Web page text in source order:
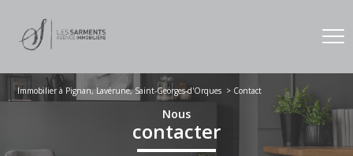
Immobilier à Pignan, Lavérune, Saint-Georges-d'Orques Contact
Nous
contacter